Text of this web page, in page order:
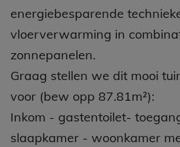
energiebesparende
vloerverwarming in
zonnepanelen.
Graag stellen we dit mooi
voor (bew opp 87.81m²):
Inkom - gastentoilet-
slaapkamer - woonkamer